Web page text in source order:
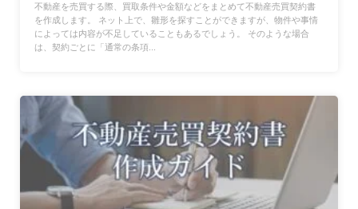
不動産を売買する際、買取条件や金額などをまとめて不動産売買契約書
を作成します。 ネット上で、雛形を探すことができますが、物件や事情
によっては内容が不足していることもあるでしょう。 そのような場合
は、契約ごとに「通常の条項...